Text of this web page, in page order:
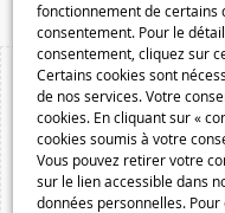
fonctionnement de certains
consentement. Pour le
consentement, cliquez sur
Certains cookies sont
de nos services. Votre
cookies. En cliquant sur «
cookies soumis à votre
Vous pouvez retirer votre
sur le lien accessible dans
données personnelles.